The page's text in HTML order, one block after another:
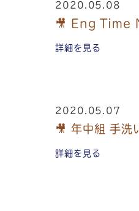
2020.05.08
🎥 Eng Time
詳細を見る
2020.05.07
🎥 年中組 手洗
詳細を見る